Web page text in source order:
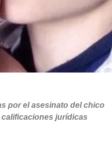
por el asesinato del chico
jurídicas